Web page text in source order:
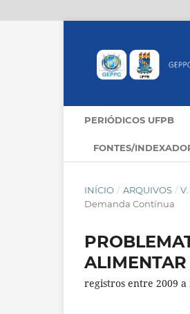
PERIÓDICOS UFPB
FONTES/
INÍCIO / ARQUIVOS /
Demanda Contínua
registros entre 2009 a